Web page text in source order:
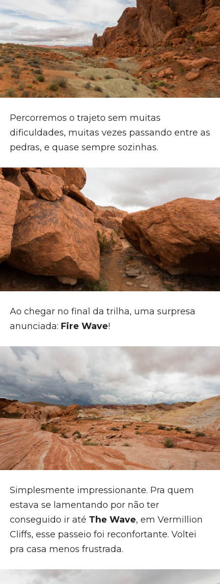
Percorremos o trajeto sem muitas
dificuldades, muitas vezes passando entre as
pedras, e quase sempre sozinhas.
Ao chegar no final da trilha, uma surpresa
anunciada: Fire Wave!
Simplesmente impressionante. Pra quem
estava se lamentando por não ter
conseguido ir até The Wave, em Vermillion
Cliffs, esse passeio foi reconfortante. Voltei
pra casa menos frustrada.